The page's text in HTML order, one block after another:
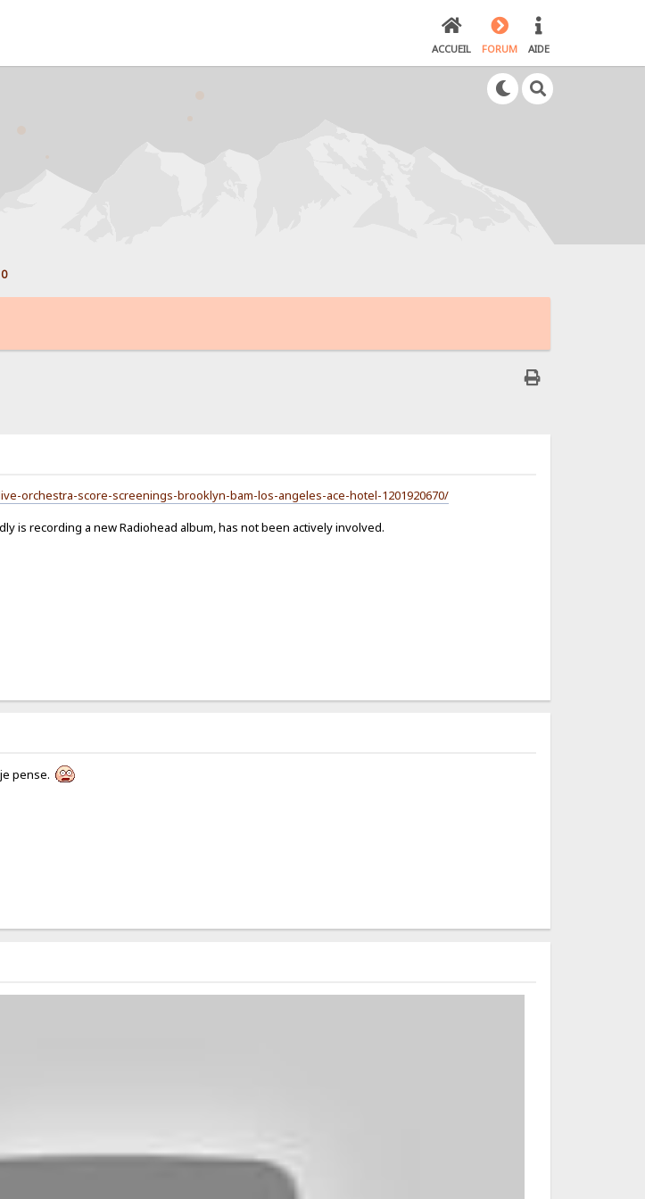
ACCUEIL FORUM AIDE
orchestra-score-screenings-brooklyn-bam-los-angeles-ace-hotel-1201920670/
is recording a new Radiohead album, has not been actively involved.
je pense.